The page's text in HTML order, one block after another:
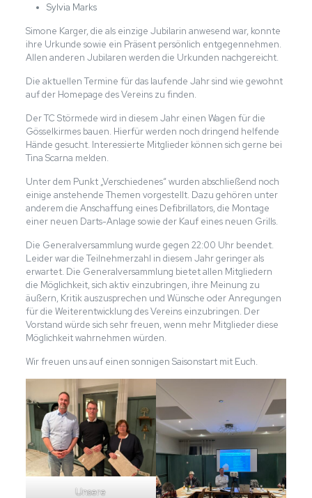
Sylvia Marks
Simone Karger, die als einzige Jubilarin anwesend war, konnte
ihre Urkunde sowie ein Präsent persönlich entgegennehmen.
Allen anderen Jubilaren werden die Urkunden nachgereicht.
Die aktuellen Termine für das laufende Jahr sind wie gewohnt
auf der Homepage des Vereins zu finden.
Der TC Störmede wird in diesem Jahr einen Wagen für die
Gösselkirmes bauen. Hierfür werden noch dringend helfende
Hände gesucht. Interessierte Mitglieder können sich gerne bei
Tina Scarna melden.
Unter dem Punkt „Verschiedenes“ wurden abschließend noch
einige anstehende Themen vorgestellt. Dazu gehören unter
anderem die Anschaffung eines Defibrillators, die Montage
einer neuen Darts-Anlage sowie der Kauf eines neuen Grills.
Die Generalversammlung wurde gegen 22:00 Uhr beendet.
Leider war die Teilnehmerzahl in diesem Jahr geringer als
erwartet. Die Generalversammlung bietet allen Mitgliedern
die Möglichkeit, sich aktiv einzubringen, ihre Meinung zu
äußern, Kritik auszusprechen und Wünsche oder Anregungen
für die Weiterentwicklung des Vereins einzubringen. Der
Vorstand würde sich sehr freuen, wenn mehr Mitglieder diese
Möglichkeit wahrnehmen würden.
Wir freuen uns auf einen sonnigen Saisonstart mit Euch.
Unsere